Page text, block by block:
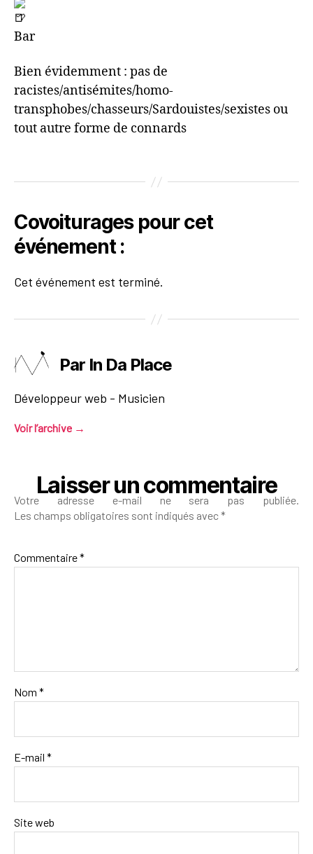
Bar
Bien évidemment : pas de
racistes/antisémites/homo-
transphobes/chasseurs/Sardouistes/sexistes ou
tout autre forme de connards
Covoiturages pour cet
événement :
Cet événement est terminé.
Par In Da Place
Développeur web - Musicien
Voir l’archive →
Laisser un commentaire
Votre adresse e-mail ne sera pas publiée.
Les champs obligatoires sont indiqués avec*
Commentaire*
Nom *
E-mail *
Site web